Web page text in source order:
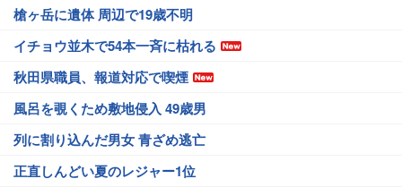
槍ヶ岳に遺体 周辺で19歳不明
イチョウ並木で54本一斉に枯れる
秋田県職員、報道対応で喫煙
風呂を覗くため敷地侵入 49歳男
列に割り込んだ男女 青ざめ逃亡
正直しんどい夏のレジャー1位